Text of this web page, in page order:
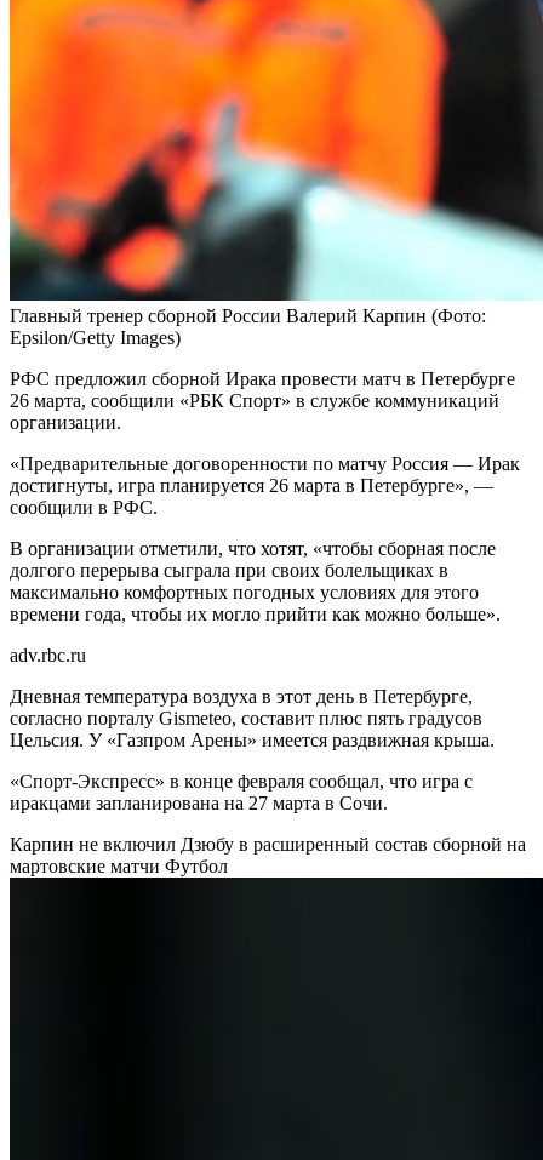
Главный тренер сборной России Валерий Карпин (Фото:
Epsilon/Getty Images)
РФС предложил сборной Ирака провести матч в Петербурге
26 марта, сообщили «РБК Спорт» в службе коммуникаций
организации.
«Предварительные договоренности по матчу Россия — Ирак
достигнуты, игра планируется 26 марта в Петербурге», —
сообщили в РФС.
В организации отметили, что хотят, «чтобы сборная после
долгого перерыва сыграла при своих болельщиках в
максимально комфортных погодных условиях для этого
времени года, чтобы их могло прийти как можно больше».
adv.rbc.ru
Дневная температура воздуха в этот день в Петербурге,
согласно порталу Gismeteo, составит плюс пять градусов
Цельсия. У «Газпром Арены» имеется раздвижная крыша.
«Спорт-Экспресс» в конце февраля сообщал, что игра с
иракцами запланирована на 27 марта в Сочи.
Карпин не включил Дзюбу в расширенный состав сборной на
мартовские матчи Футбол